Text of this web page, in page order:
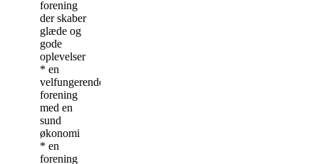
forening
der skaber
glæde og
gode
oplevelser
* en
velfungerende
forening
med en
sund
økonomi
* en
forening